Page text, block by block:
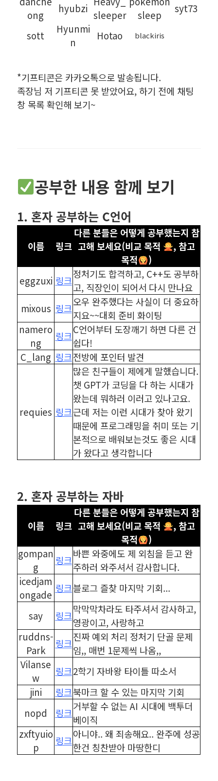
ong
hyubzi
sleeper
sleep
syt73
sott
Hyunmi
n
Hotao blackiris
*기프티콘은 카카오톡으로 발송됩니다.
족장님 저 기프티콘 못 받았어요, 하기 전에 채팅
창 목록 확인해 보기~
공부한 내용 함께 보기
1. 혼자 공부하는 C언어
이름 링크
다른 분들은 어떻게 공부했는지 참
고해 보세요(비교 목적
, 참고
목적
)
eggzuxi 링크
정처기도 합격하고, C++도 공부하
고, 직장인이 되어서 다시 만나요
mixous 링크
오우 완주했다는 사실이 더 중요하
지요~~대회 준비 화이팅
namero
ng
링크
C언어부터 도장깨기 하면 다른 건
쉽다!
C_lang 링크전방에 포인터 발견
requies 링크
많은 친구들이 제에게 말했습니다.
챗 GPT가 코딩을 다 하는 시대가
왔는데 뭐하러 이러고 있나고요.
근데 저는 이런 시대가 찾아 왔기
때문에 프로그래밍을 취미 또는 기
본적으로 배워보는것도 좋은 시대
가 왔다고 생각합니다
2. 혼자 공부하는 자바
이름 링크
다른 분들은 어떻게 공부했는지 참
고해 보세요(비교 목적
, 참고
목적
)
gompan
g
링크
바쁜 와중에도 제 외침을 듣고 완
주하러 와주셔서 감사합니다.
icedjam
ongade
링크블로그 즐찾 마지막 기회...
say 링크
막막막차라도 타주셔서 감사하고,
영광이고, 사랑하고
ruddns-
Park
링크
진짜 예외 처리 정처기 단골 문제
임,, 매번 1문제씩 나옴,,
Vilanse
w
링크2학기 자바왕 타이틀 따소서
jini
링크북마크 할 수 있는 마지막 기회
nopd
링크
거부할 수 없는 AI 시대에 백투더
베이직
zxftyuio
p
링크
아니야.. 왜 죄송해요.. 완주에 성공
한건 칭찬받아 마땅한디